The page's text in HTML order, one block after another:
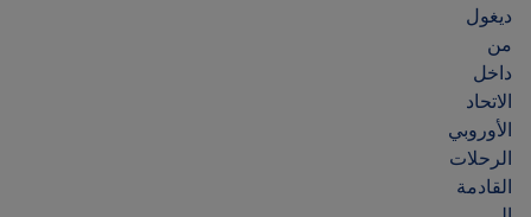
ديغول
من
داخل
الاتحاد
الأوروبي
الرحلات
القادمة